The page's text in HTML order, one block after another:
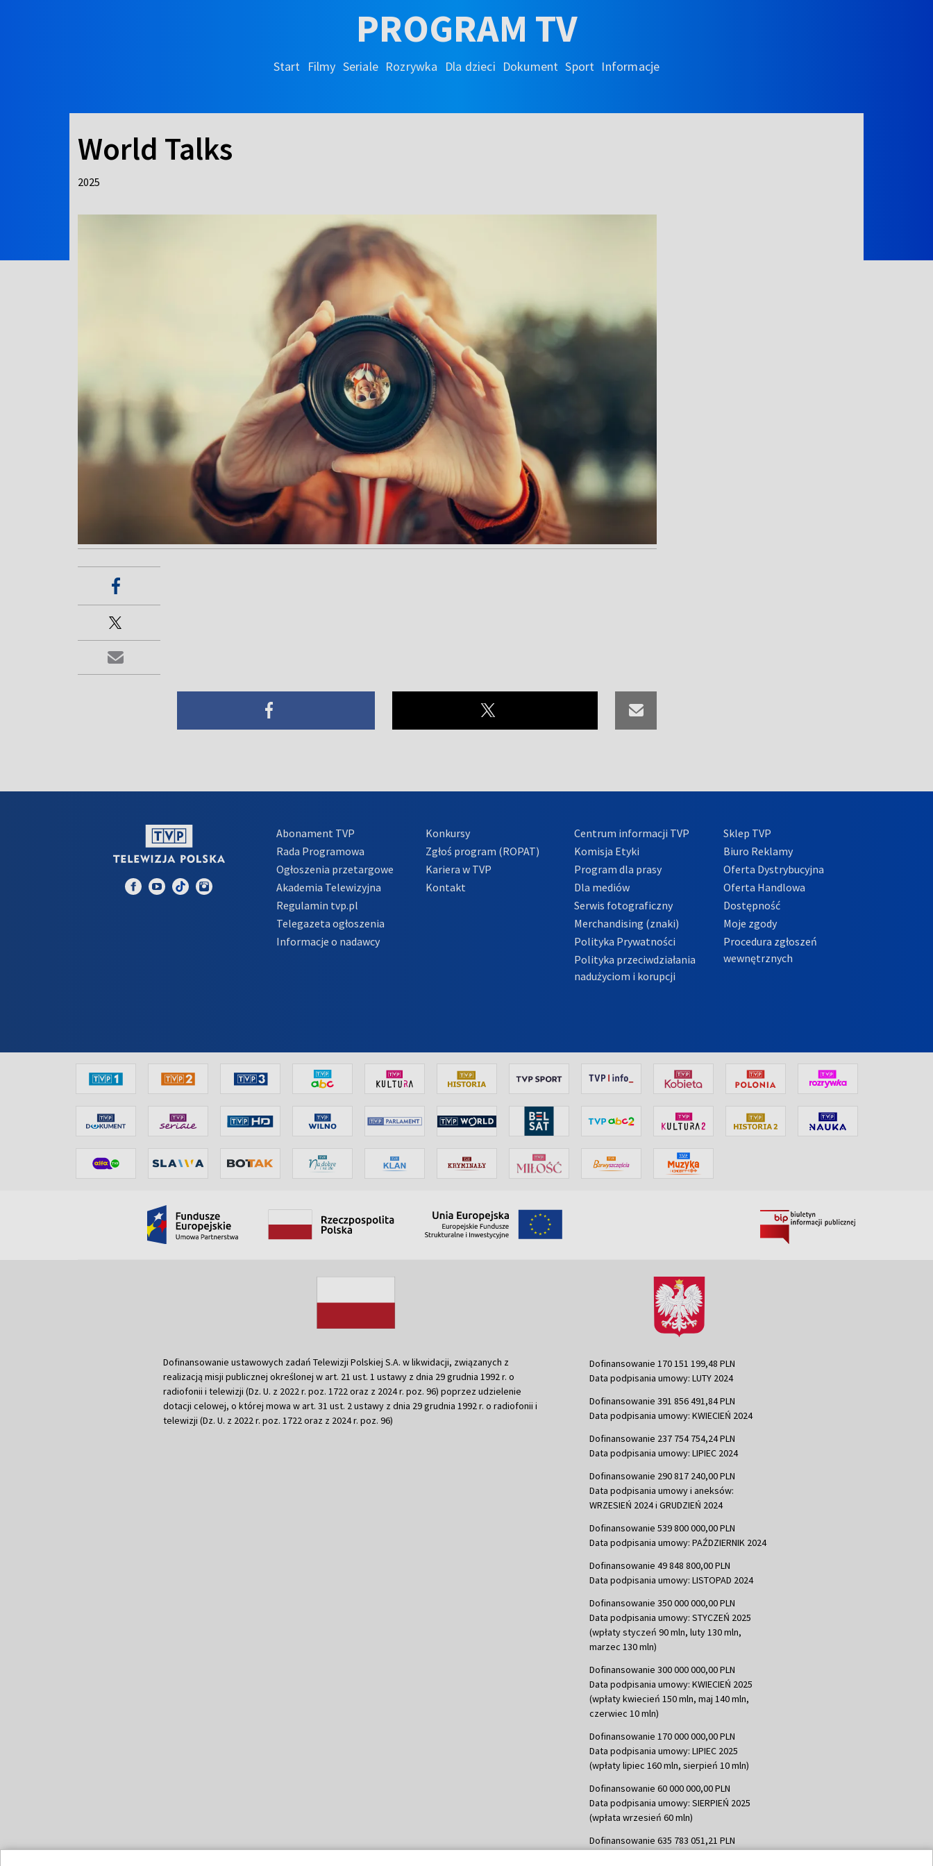
PROGRAM TV
Start Filmy Seriale Rozrywka Dla dzieci Dokument Sport Informacje
World Talks
2025
Abonament TVP
Rada Programowa
Ogłoszenia przetargowe
Akademia Telewizyjna
Regulamin tvp.pl
Telegazeta ogłoszenia
Informacje o nadawcy
Konkursy
Zgłoś program (ROPAT)
Kariera w TVP
Kontakt
Centrum informacji TVP
Komisja Etyki
Program dla prasy
Dla mediów
Serwis fotograficzny
Merchandising (znaki)
Polityka Prywatności
Polityka przeciwdziałania
nadużyciom i korupcji
Sklep TVP
Biuro Reklamy
Oferta Dystrybucyjna
Oferta Handlowa
Dostępność
Moje zgody
Procedura zgłoszeń
wewnętrznych
Dofinansowanie ustawowych zadań Telewizji Polskiej S.A. w likwidacji, związanych z
realizacją misji publicznej określonej w art. 21 ust. 1 ustawy z dnia 29 grudnia 1992 r. o
radiofonii i telewizji (Dz. U. z 2022 r. poz. 1722 oraz z 2024 r. poz. 96) poprzez udzielenie
dotacji celowej, o której mowa w art. 31 ust. 2 ustawy z dnia 29 grudnia 1992 r. o radiofonii i
telewizji (Dz. U. z 2022 r. poz. 1722 oraz z 2024 r. poz. 96)
Dofinansowanie 170 151 199,48 PLN
Data podpisania umowy: LUTY 2024
Dofinansowanie 391 856 491,84 PLN
Data podpisania umowy: KWIECIEŃ 2024
Dofinansowanie 237 754 754,24 PLN
Data podpisania umowy: LIPIEC 2024
Dofinansowanie 290 817 240,00 PLN
Data podpisania umowy i aneksów:
WRZESIEŃ 2024 i GRUDZIEŃ 2024
Dofinansowanie 539 800 000,00 PLN
Data podpisania umowy: PAŹDZIERNIK 2024
Dofinansowanie 49 848 800,00 PLN
Data podpisania umowy: LISTOPAD 2024
Dofinansowanie 350 000 000,00 PLN
Data podpisania umowy: STYCZEŃ 2025
(wpłaty styczeń 90 mln, luty 130 mln,
marzec 130 mln)
Dofinansowanie 300 000 000,00 PLN
Data podpisania umowy: KWIECIEŃ 2025
(wpłaty kwiecień 150 mln, maj 140 mln,
czerwiec 10 mln)
Dofinansowanie 170 000 000,00 PLN
Data podpisania umowy: LIPIEC 2025
(wpłaty lipiec 160 mln, sierpień 10 mln)
Dofinansowanie 60 000 000,00 PLN
Data podpisania umowy: SIERPIEŃ 2025
(wpłata wrzesień 60 mln)
Dofinansowanie 635 783 051,21 PLN